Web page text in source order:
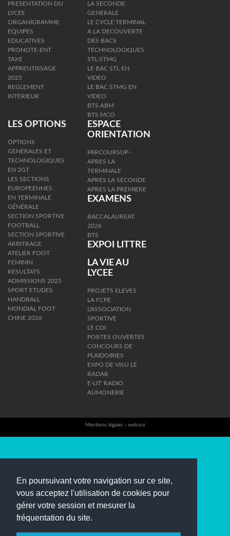
En poursuivant votre navigation sur ce site,
vous acceptez l'utilisation de cookies pour
gérer votre session et mesurer la
fréquentation du site.
PRESENTATION DU
LYCEE
ORGANIGRAMME
EQUIPES
EDUCATIVES
PRONOTE-ENT
TAXE
APPRENTISSAGE
2025
REGLEMENT
INTERIEUR
LA SECONDE
GENERALE
LE CYCLE TERMINAL
A LA DECOUVERTE
DES BACS
TECHNOLOGIQUES
STL-STMG
LE BAC STL EN
VIDEO
LE BAC STMG EN
VIDEO
BTS ABM
BTS MCO
LES OPTIONS
OPTIONS
GENERALES ET
TECHNOLOGIQUES
EN 2GT
LES SECTIONS
EUROPEENNES
EN TERMINALE
GÉNÉRALE
SECTION SPORTIVE
FOOTBALL
SECTION SPORTIVE
ARBITRAGE
ATELIER FOOT
FEMININ
RESULTATS
ADMISSIONS 2025
SPORT ETUDES
HANDBALL
MONDIAL FOOT
CHINE 2026
ESPACE
ORIENTATION
PARCOURSUP-
APRES LA
TERMINALE
APRES LA SECONDE
APRES LA PREMIERE
EXAMENS
BACCALAUREAT
2026
BTS
EXPOI LITTRE
LA VIE AU
LYCEE
PROJETS ELEVES
LA FCPE
L'ASSOCIATION
SPORTIVE
LE CDI
PORTES OUVERTES
CONCOURS DE
PLAIDOIRIES
EXPO DE VISU LE
RADAR
E-LIT' RADIO
AUMONERIE
Mentions légales- websco